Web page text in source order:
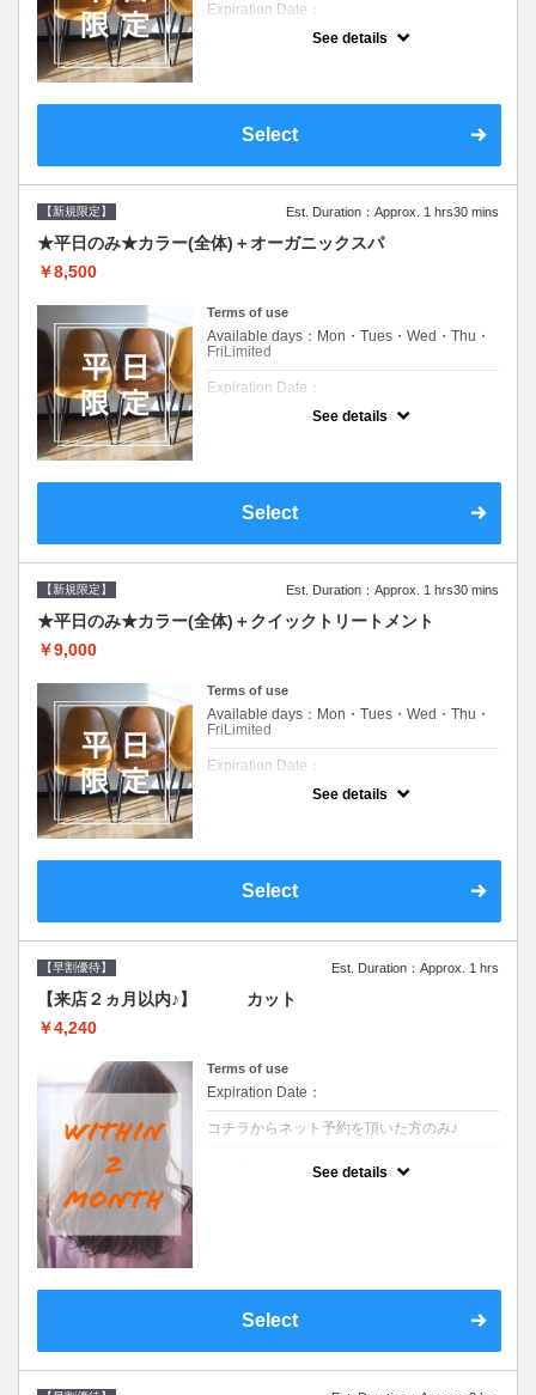
Expiration Date：
新規限定の平日のみのクーポンです★
平日クーポン●シャンプーブロー込●ロング料
提案させて頂きます●選べるシャンプー付き●
See details
Select
【新規限定】 Est. Duration：Approx. 1 hrs30 mins
★平日のみ★カラー(全体)＋オーガニックスパ
￥8,500
Terms of use
Available days：Mon・Tues・Wed・Thu・
FriLimited
Expiration Date：
新規限定の平日のみのクーポンです★
平日クーポン●シャンプーブロー込●ロング料
提案させて頂きます●選べるシャンプー付き●
See details
Select
【新規限定】 Est. Duration：Approx. 1 hrs30 mins
★平日のみ★カラー(全体)＋クイックトリートメント
￥9,000
Terms of use
Available days：Mon・Tues・Wed・Thu・
FriLimited
Expiration Date：
新規限定の平日のみのクーポンです★
平日クーポン●シャンプーブロー込●ロング料
提案させて頂きます●選べるシャンプー付き●
See details
Select
【早割優待】 Est. Duration：Approx. 1 hrs
【来店２ヵ月以内♪】 カット
￥4,240
Terms of use
Expiration Date：
コチラからネット予約を頂いた方のみ♪
See details
Select